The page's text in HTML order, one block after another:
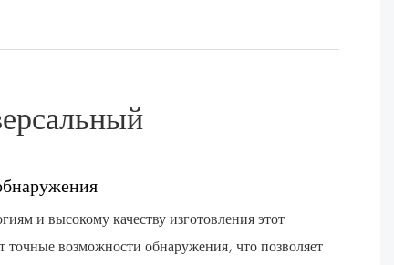
и высокому качеству изготовления этот
точные возможности обнаружения, что позволяет